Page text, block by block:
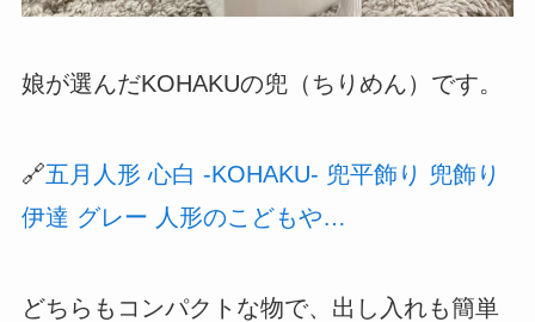
娘が選んだKOHAKUの兜（ちりめん）です。
🔗五月人形 心白 -KOHAKU- 兜平飾り 兜飾り
伊達 グレー 人形のこどもや…
どちらもコンパクトな物で、出し入れも簡単